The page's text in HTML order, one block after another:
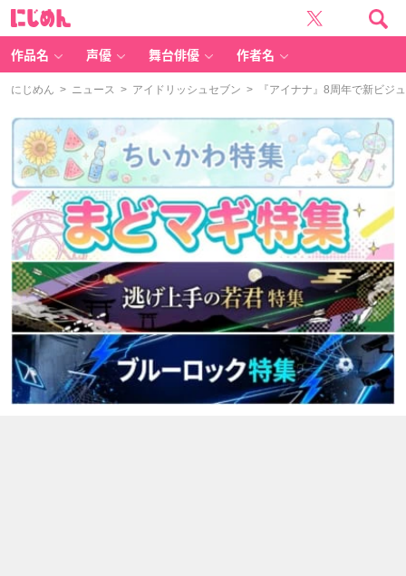
作品名 声優 舞台俳優 作者名
にじめん > ニュース > アイドリッシュセブン > 『アイナナ』8周年で新ビジ